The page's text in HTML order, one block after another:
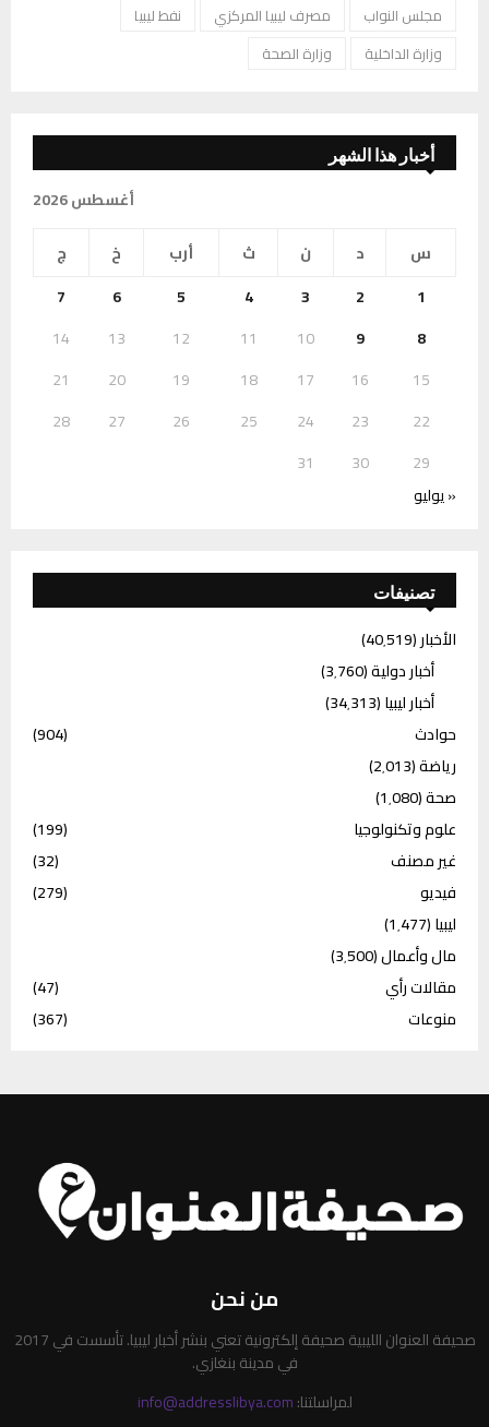
مجلس النواب
مصرف ليبيا المركزي
نفط ليبيا
وزارة الداخلية
وزارة الصحة
أخبار هذا الشهر
أغسطس 2026
س
د ن ث أرب خ
ج
1
2
3
4
5
6
7
8
9
10
11
12
13
14
15
16
17
18
19
20
21
22
23
24
25
26
27
28
29
30
31
« يوليو
تصنيفات
الأخبار(40٬519)
أخبار دولية(3٬760)
أخبار ليبيا(34٬313)
حوادث
(904)
رياضة(2٬013)
صحة(1٬080)
علوم وتكنولوجيا
(199)
غير مصنف
(32)
فيديو
(279)
ليبيا(1٬477)
مال وأعمال(3٬500)
مقالات رأي
(47)
منوعات
(367)
من نحن
صحيفة العنوان الليبية صحيفة إلكترونية تعني بنشر أخبار ليبيا. تأسست في 2017
في مدينة بنغازي.
لمراسلتنا:info@addresslibya.com